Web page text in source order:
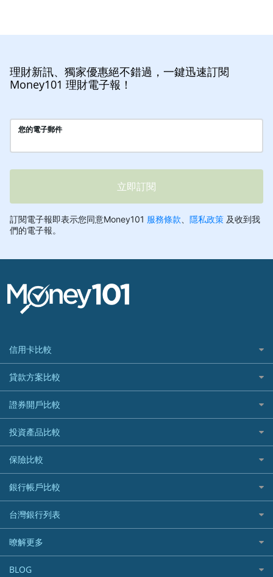
理財新訊、獨家優惠絕不錯過，一鍵迅速訂閱
Money101 理財電子報！
信用卡比較
信用卡情境類別推薦
所有信用卡
精選推薦
國內外現金回饋
繳稅優惠
航空哩程回饋
加油優惠
分期零利率優惠
首刷禮優惠
網購優惠
貸款方案比較
快速線上貸款推薦
最完整貸款資訊一次看
繳稅貸款
貸款計算機
車貸計算機
精選貸款推薦
信貸利率比較
一般個人貸款
優質客戶貸款
證券開戶比較
台股證券戶
美股證券戶
投資產品比較
機器人投資
加密貨幣
外幣定存
保險比較
住宅險
汽車保險
機車保險
寵物險
銀行帳戶比較
財富管理帳戶
數位存款帳戶
美元定存
台灣銀行列表
銀行與合作機構列表
銀行客服電話
暸解更多
加入我們
BLOG